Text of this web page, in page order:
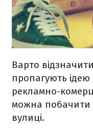
Варто
пропагують ідею
рекламно-
можна побачити
вулиці.